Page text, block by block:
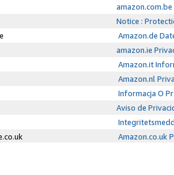
Notice :
Amazon.de
amazon.ie
Amazon.it
Amazon.nl
Informacja O
Aviso de
Amazon.co.uk